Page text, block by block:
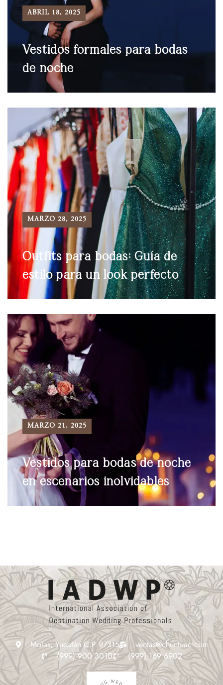
ABRIL 18, 2025
Vestidos formales para bodas
de noche
MARZO 28, 2025
Outfits para bodas: Guía de
estilo para un look perfecto
MARZO 21, 2025
Vestidos para bodas de noche
en escenarios inolvidables
Molas, Yucatán C.P 97315
ventas@chuntuac.com
(999) 900 3010
(999) 169 6902